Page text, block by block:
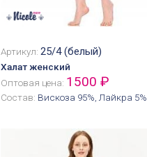
Артикул: 25/4 (белый)
Халат женский
Оптовая цена: 1500 ₽
Состав: Вискоза 95%, Лайкра 5%